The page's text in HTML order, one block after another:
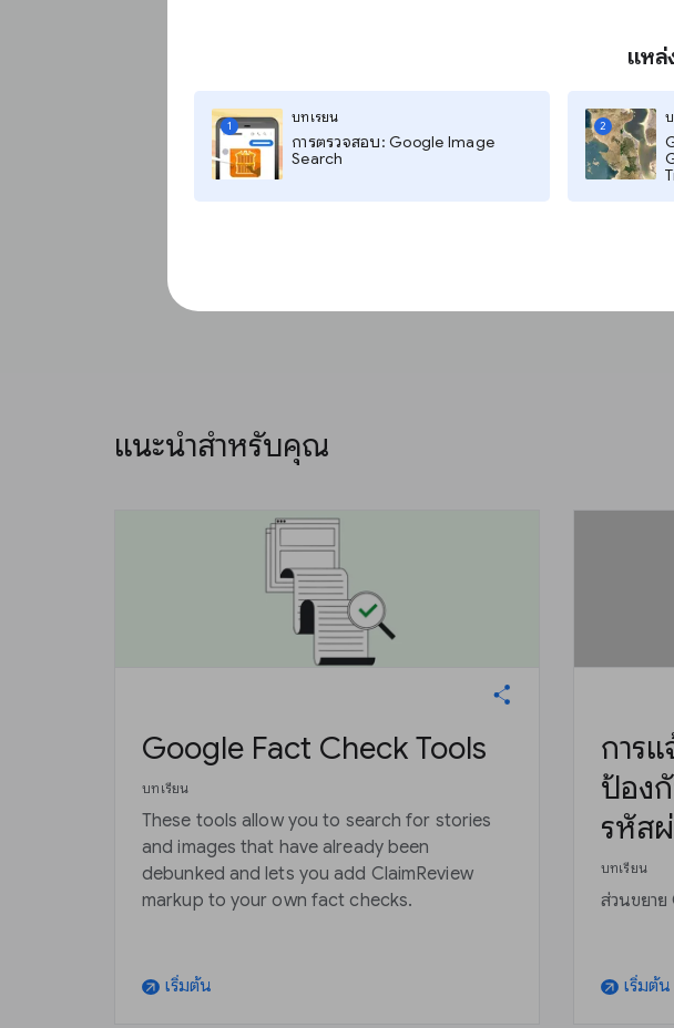
แหล่
1
บทเรียน
การตรวจสอบ: Google Image
Search
2
แนะนำสำหรับคุณ
Google Fact Check Tools
บทเรียน
These tools allow you to search for stories
and images that have already been
debunked and lets you add ClaimReview
markup to your own fact checks.
arrow_outward เริ่มต้น
การ
ป้อง
รหัส
บทเรียน
ส่วนขยา
arrow_outward เริ่มต้น